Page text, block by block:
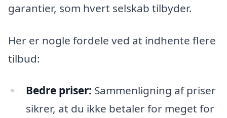
garantier, som hvert selskab tilbyder.
Her er nogle fordele ved at indhente flere
tilbud:
Bedre priser: Sammenligning af priser
sikrer, at du ikke betaler for meget for